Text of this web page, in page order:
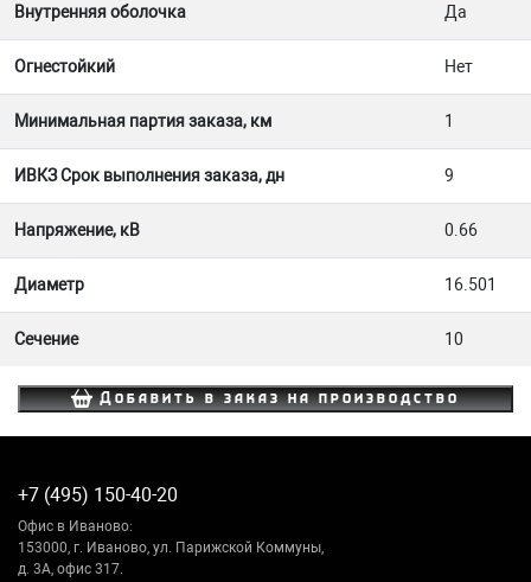
Внутренняя оболочка Да
Огнестойкий Нет
Минимальная партия заказа, км 1
ИВКЗ Срок выполнения заказа, дн 9
Напряжение, кВ 0.66
Диаметр 16.501
Сечение 10
Добавить в заказ на производство
+7 (495) 150-40-20
Офис в Иваново:
153000, г. Иваново, ул. Парижской Коммуны,
д. 3А, офис 317.